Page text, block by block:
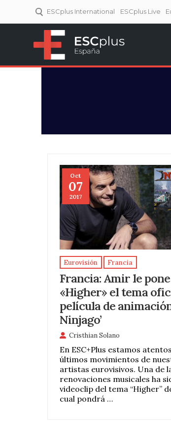
ESCplus International ESCplus Live
Oct
07
2017
Eurovisión Francia
Francia: Amir le
«Higher» el tema
película de
Ninjago’
Cristhian Solano
En ESC+Plus estamos
últimos movimientos de
artistas eurovisivos. Una de
renovaciones musicales ha
videoclip del tema “Higher”
cual pondrá …